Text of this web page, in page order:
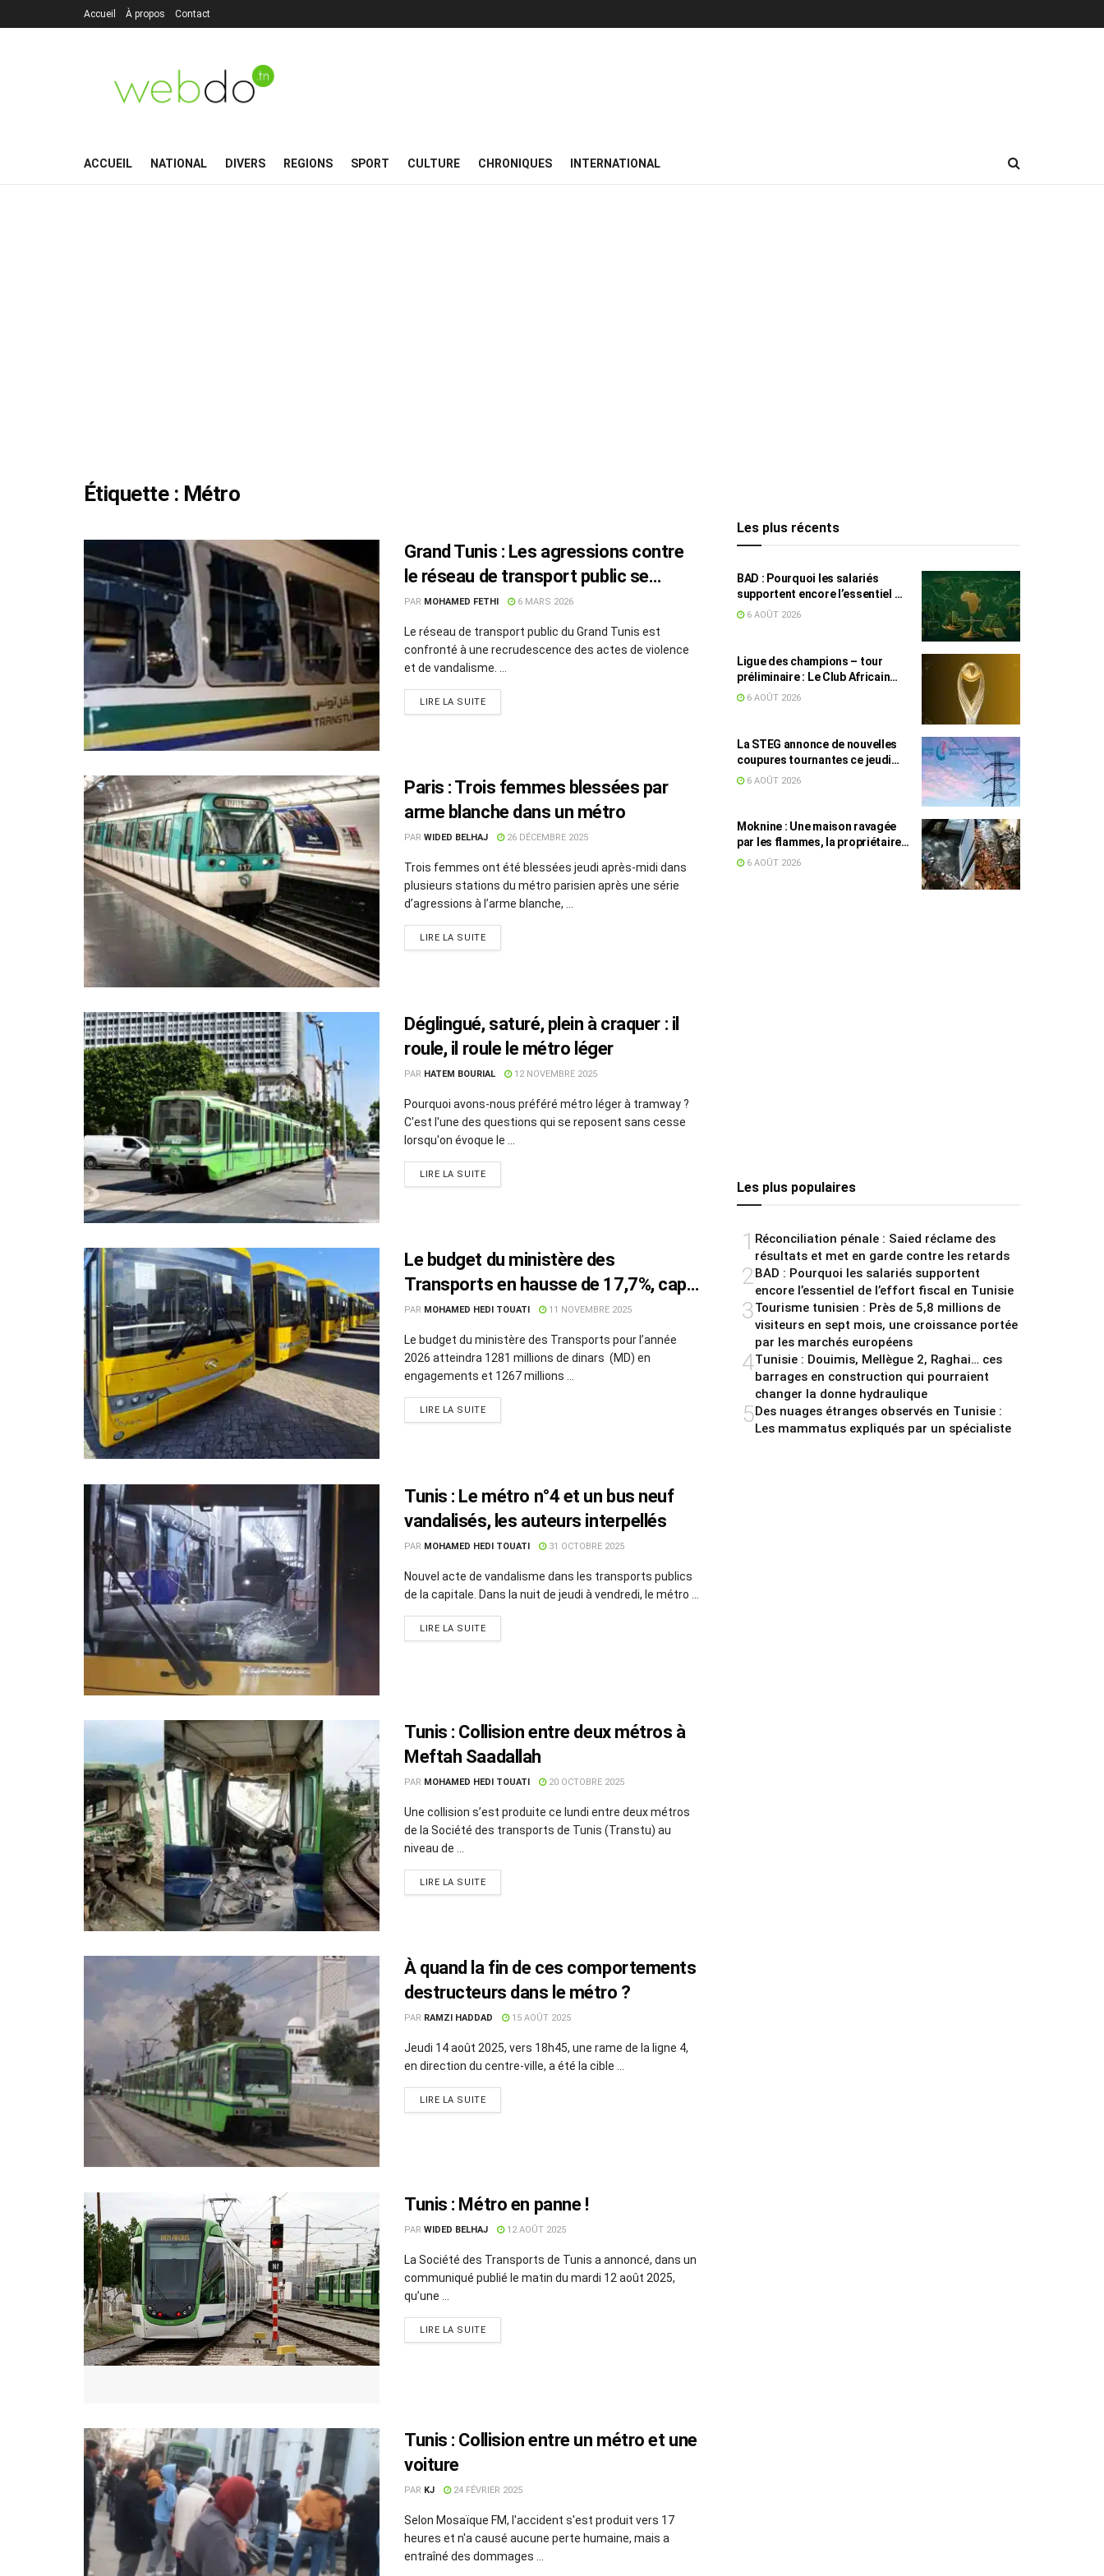
Accueil À propos Contact
ACCUEIL NATIONAL DIVERS REGIONS SPORT CULTURE CHRONIQUES INTERNATIONAL
Étiquette : Métro
Grand Tunis : Les agressions contre
le réseau de transport public se
multiplient
PAR MOHAMED FETHI 6 MARS 2026
Le réseau de transport public du Grand Tunis est
confronté à une recrudescence des actes de violence
et de vandalisme. ...
LIRE LA SUITE
Paris : Trois femmes blessées par
arme blanche dans un métro
PAR WIDED BELHAJ 26 DÉCEMBRE 2025
Trois femmes ont été blessées jeudi après-midi dans
plusieurs stations du métro parisien après une série
d’agressions à l’arme blanche, ...
LIRE LA SUITE
Déglingué, saturé, plein à craquer : il
roule, il roule le métro léger
PAR HATEM BOURIAL 12 NOVEMBRE 2025
Pourquoi avons-nous préféré métro léger à tramway ?
C'est l'une des questions qui se reposent sans cesse
lorsqu'on évoque le ...
LIRE LA SUITE
Le budget du ministère des
Transports en hausse de 17,7%, cap
sur la modernisation du réseau
PAR MOHAMED HEDI TOUATI 11 NOVEMBRE 2025
Le budget du ministère des Transports pour l’année
2026 atteindra 1281 millions de dinars (MD) en
engagements et 1267 millions ...
LIRE LA SUITE
Tunis : Le métro n°4 et un bus neuf
vandalisés, les auteurs interpellés
PAR MOHAMED HEDI TOUATI 31 OCTOBRE 2025
Nouvel acte de vandalisme dans les transports publics
de la capitale. Dans la nuit de jeudi à vendredi, le métro ...
LIRE LA SUITE
Tunis : Collision entre deux métros à
Meftah Saadallah
PAR MOHAMED HEDI TOUATI 20 OCTOBRE 2025
Une collision s’est produite ce lundi entre deux métros
de la Société des transports de Tunis (Transtu) au
niveau de ...
LIRE LA SUITE
À quand la fin de ces comportements
destructeurs dans le métro ?
PAR RAMZI HADDAD 15 AOÛT 2025
Jeudi 14 août 2025, vers 18h45, une rame de la ligne 4,
en direction du centre-ville, a été la cible ...
LIRE LA SUITE
Tunis : Métro en panne !
PAR WIDED BELHAJ 12 AOÛT 2025
La Société des Transports de Tunis a annoncé, dans un
communiqué publié le matin du mardi 12 août 2025,
qu’une ...
LIRE LA SUITE
Tunis : Collision entre un métro et une
voiture
PAR KJ 24 FÉVRIER 2025
Selon Mosaïque FM, l'accident s'est produit vers 17
heures et n'a causé aucune perte humaine, mais a
entraîné des dommages ...
Les plus récents
BAD : Pourquoi les salariés
supportent encore l’essentiel de
l’effort fiscal en Tunisie
6 AOÛT 2026
Ligue des champions – tour
préliminaire : Le Club Africain
face au Djoliba AC
6 AOÛT 2026
La STEG annonce de nouvelles
coupures tournantes ce jeudi
dans plusieurs régions
6 AOÛT 2026
Moknine : Une maison ravagée
par les flammes, la propriétaire
accuse la STEG et la SONEDE
6 AOÛT 2026
Les plus populaires
1 Réconciliation pénale : Saied réclame des
résultats et met en garde contre les retards
2BAD : Pourquoi les salariés supportent
encore l’essentiel de l’effort fiscal en Tunisie
3Tourisme tunisien : Près de 5,8 millions de
visiteurs en sept mois, une croissance portée
par les marchés européens
4Tunisie : Douimis, Mellègue 2, Raghai… ces
barrages en construction qui pourraient
changer la donne hydraulique
5Des nuages étranges observés en Tunisie :
Les mammatus expliqués par un spécialiste